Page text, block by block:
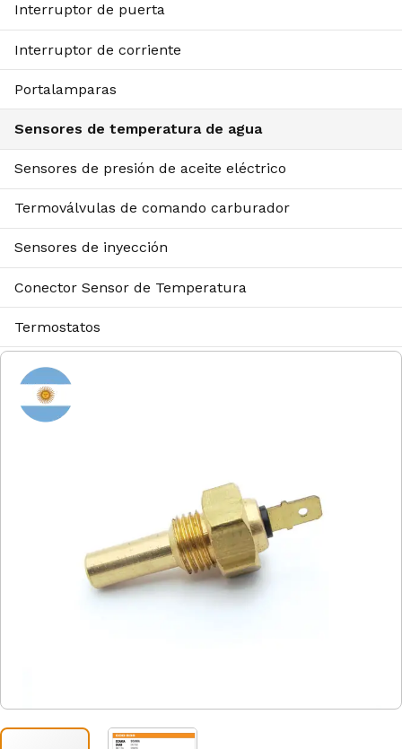
Interruptor de puerta
Interruptor de corriente
Portalamparas
Sensores de temperatura de agua
Sensores de presión de aceite eléctrico
Termoválvulas de comando carburador
Sensores de inyección
Conector Sensor de Temperatura
Termostatos